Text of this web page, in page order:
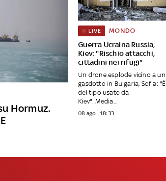
Hormuz.
Guerra Ucraina Russia,
Kiev: "Rischio attacchi,
cittadini nei rifugi"
LIVE MONDO
Un drone esplode vicino a un
gasdotto in Bulgaria, Sofia: "È
del tipo usato da
Kiev". Media...
08 ago - 18:33